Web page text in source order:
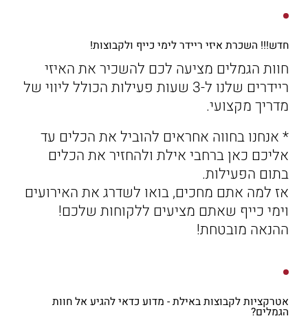
חדש!!! השכרת איזי ריידר לימי כייף ולקבוצות!
חוות הגמלים מציעה לכם להשכיר את האיזי
ריידרים שלנו ל-3 שעות פעילות הכולל ליווי של
מדריך מקצועי.
* אנחנו בחווה אחראים להוביל את הכלים עד
אליכם כאן ברחבי אילת ולהחזיר את הכלים
בתום הפעילות.
אז למה אתם מחכים, בואו לשדרג את האירועים
וימי כייף שאתם מציעים ללקוחות שלכם!
ההנאה מובטחת!
אטרקציות לקבוצות באילת - מדוע כדאי להגיע אל חוות
הגמלים?